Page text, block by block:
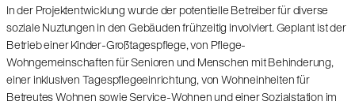
In der Projektentwicklung wurde der potentielle Betreiber für diverse
soziale Nuztungen in den Gebäuden frühzeitig involviert. Geplant ist der
Betrieb einer Kinder-Großtagespflege, von Pflege-
Wohngemeinschaften für Senioren und Menschen mit Behinderung,
einer inklusiven Tagespflegeeinrichtung, von Wohneinheiten für
Betreutes Wohnen sowie Service-Wohnen und einer Sozialstation im